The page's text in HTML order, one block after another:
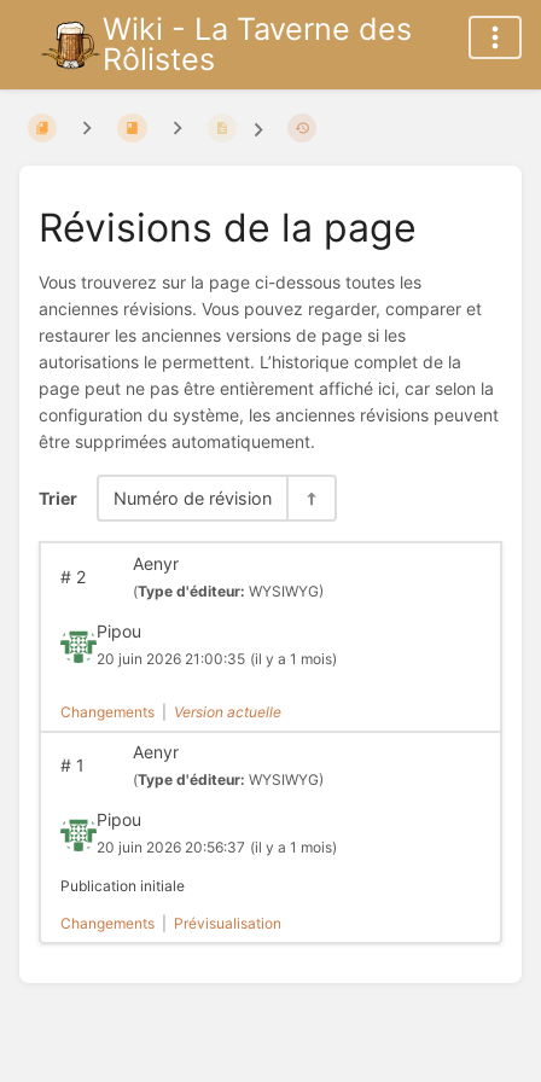
Wiki - La Taverne des
Rôlistes
Révisions de la page
Vous trouverez sur la page ci-dessous toutes les
anciennes révisions. Vous pouvez regarder, comparer et
restaurer les anciennes versions de page si les
autorisations le permettent. L’historique complet de la
page peut ne pas être entièrement affiché ici, car selon la
configuration du système, les anciennes révisions peuvent
être supprimées automatiquement.
Trier Numéro de révision
#2
Aenyr
(Type d'éditeur: WYSIWYG)
Pipou
20 juin 2026 21:00:35 (il y a 1 mois)
Changements Version actuelle
#1
Aenyr
(Type d'éditeur: WYSIWYG)
Pipou
20 juin 2026 20:56:37 (il y a 1 mois)
Publication initiale
Changements Prévisualisation